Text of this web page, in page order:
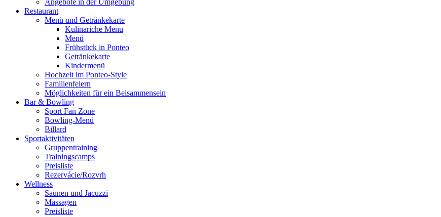
Angebote in der Umgebung
Restaurant
Menü und Getränkekarte
Kulinariche Menu
Menü
Frühstück in Ponteo
Getränkekarte
Kindermenü
Hochzeit im Ponteo-Style
Familienfeiern
Möglichkeiten für ein Beisammensein
Bar & Bowling
Sport Fan Zone
Bowling-Menü
Billard
Sportaktivitäten
Gruppentraining
Trainingscamps
Preisliste
Rezervácie/Rozvrh
Wellness
Saunen und Jacuzzi
Massagen
Preisliste